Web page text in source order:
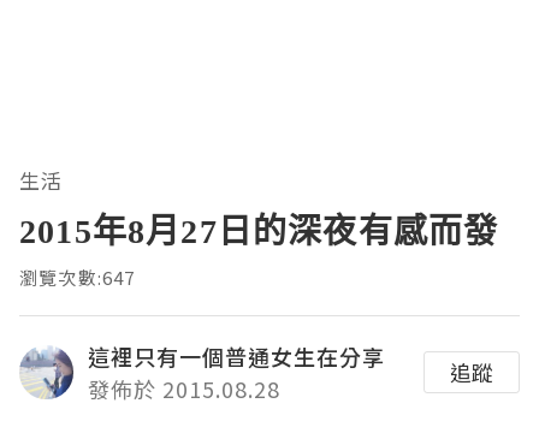
生活
2015年8月27日的深夜有感而發
瀏覽次數:647
這裡只有一個普通女生在分享
發佈於 2015.08.28
追蹤